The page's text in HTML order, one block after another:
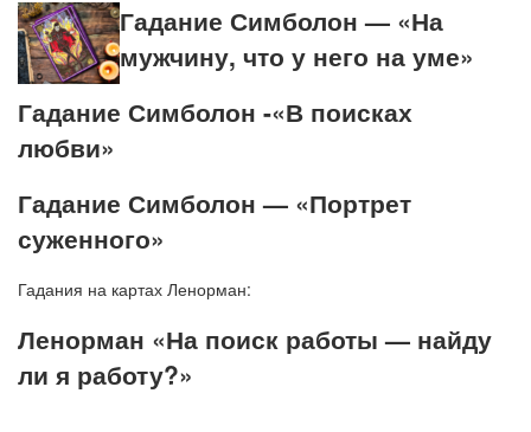
Гадание Симболон — «На
мужчину, что у него на уме»
Гадание Симболон -«В поисках
любви»
Гадание Симболон — «Портрет
суженного»
Гадания на картах Ленорман:
Ленорман «На поиск работы — найду
ли я работу?»